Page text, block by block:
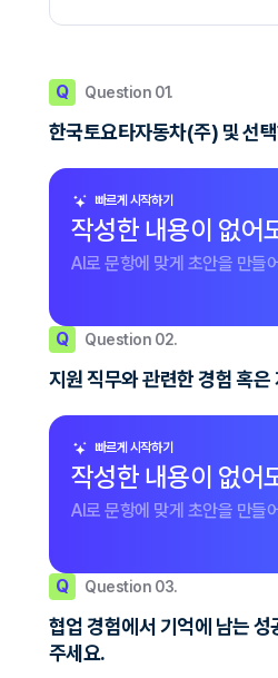
Q Question 01.
한국토요타자동차(주) 및 선
빠르게 시작하기
작성한 내용이 없어
AI로 문항에 맞게 초안을 만들
Q Question 02.
지원 직무와 관련한 경험 혹
빠르게 시작하기
작성한 내용이 없어
AI로 문항에 맞게 초안을 만들
Q Question 03.
협업 경험에서 기억에 남는
주세요.